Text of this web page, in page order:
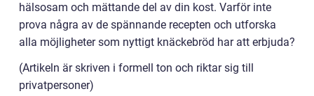
hälsosam och mättande del av din kost. Varför inte
prova några av de spännande recepten och utforska
alla möjligheter som nyttigt knäckebröd har att erbjuda?
(Artikeln är skriven i formell ton och riktar sig till
privatpersoner)